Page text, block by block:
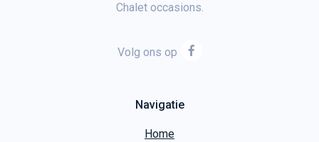
Chalet occasions.
Volg ons op
Navigatie
Home